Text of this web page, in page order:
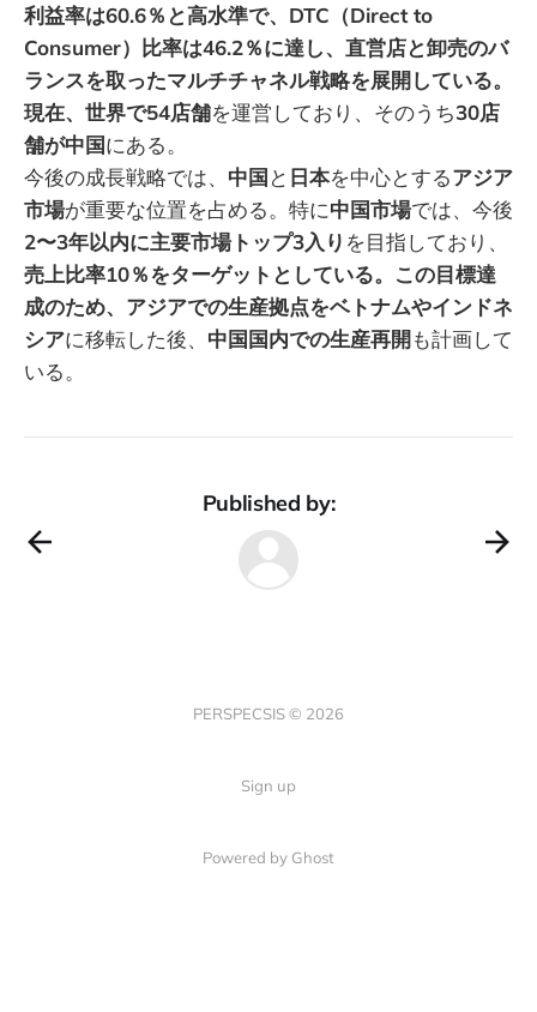
利益率は60.6％と高水準で、DTC（Direct to
Consumer）比率は46.2％に達し、直営店と卸売のバ
ランスを取ったマルチチャネル戦略を展開している。
現在、世界で54店舗を運営しており、そのうち30店
舗が中国にある。
今後の成長戦略では、 中国と 日本を中心とするアジア
市場が重要な位置を占める。特に中国市場では、今後
2〜3年以内に主要市場トップ3入り を目指しており、
売上比率10％をターゲットとしている。この目標達
成のため、アジアでの生産拠点をベトナムやインドネ
シアに移転した後、 中国国内での生産再開も計画して
いる。
Published by:
PERSPECSIS © 2026
Sign up
Powered by Ghost